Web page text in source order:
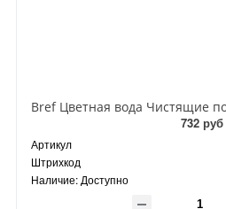
732 руб
Артикул
Штрихкод
Наличие: Доступно